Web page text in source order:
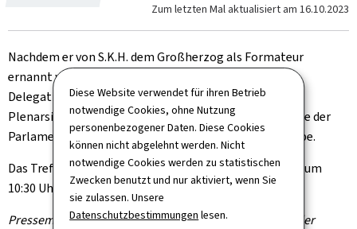
Diese Website verwendet für ihren Betrieb
notwendige Cookies, ohne Nutzung
personenbezogener Daten. Diese Cookies
können nicht abgelehnt werden. Nicht
notwendige Cookies werden zu statistischen
Zwecken benutzt und nur aktiviert, wenn Sie
sie zulassen. Unsere
Datenschutzbestimmungen lesen.
Zum letzten Mal aktualisiert am 16.10.2023
Nachdem er von S.K.H. dem Großherzog als Formateur
ernannt wurde, gab Luc Frieden bekannt, dass er die
Delegationen der CSV und der DP zu einer ersten
Plenarsitzung für eine neue Regierungsbildung im Zuge der
Parlamentswahlen am 8. Oktober 2023 eingeladen habe.
Das Treffen findet am Mittwoch, den 11. Oktober 2023 um
10:30 Uhr im Schloss Senningen statt.
Pressemitteilung des Informations- und Presseamtes der